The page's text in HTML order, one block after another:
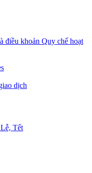
điều khoản Quy chế hoạt
dịch
Tết